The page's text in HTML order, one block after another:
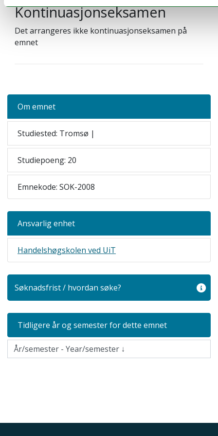
Kontinuasjonseksamen
Det arrangeres ikke kontinuasjonseksamen på
emnet
Om emnet
Studiested: Tromsø |
Studiepoeng: 20
Emnekode: SOK-2008
Ansvarlig enhet
Handelshøgskolen ved UiT
Søknadsfrist / hvordan søke?
Tidligere år og semester for dette emnet